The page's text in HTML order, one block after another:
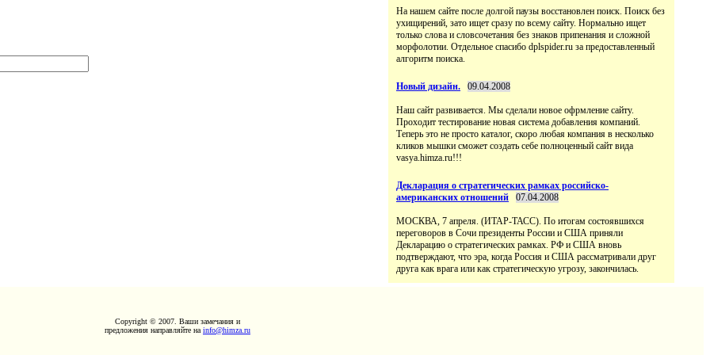
На нашем сайте после долгой паузы восстановлен поиск. Поиск без
ухищирений, зато ищет сразу по всему сайту. Нормально ищет
только слова и словсочетания без знаков припенания и сложной
морфолотии. Отдельное спасибо dplspider.ru за предоставленный
алгоритм поиска.
Новый дизайн. 09.04.2008
Наш сайт развивается. Мы сделали новое офрмление сайту.
Проходит тестирование новая система добавления компаний.
Теперь это не просто каталог, скоро любая компания в несколько
кликов мышки сможет создать себе полноценный сайт вида
vasya.himza.ru!!!
Декларация о стратегических рамках российско-
американских отношений
07.04.2008
МОСКВА, 7 апреля. (ИТАР-ТАСС). По итогам состоявшихся
переговоров в Сочи президенты России и США приняли
Декларацию о стратегических рамках. РФ и США вновь
подтверждают, что эра, когда Россия и США рассматривали друг
друга как врага или как стратегическую угрозу, закончилась.
Copyright © 2007. Ваши замечания и
предложения направляйте на info@himza.ru